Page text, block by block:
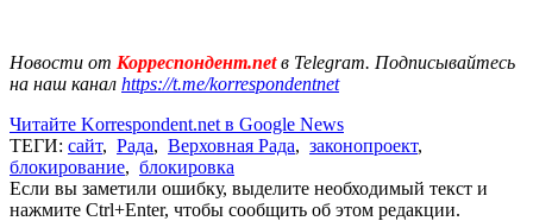
Новости от Корреспондент.netв Telegram. Подписывайтесь
на наш канал https://t.me/korrespondentnet
Читайте Korrespondent.net в Google News
ТЕГИ: сайт, Рада, Верховная Рада, законопроект,
блокирование, блокировка
Если вы заметили ошибку, выделите необходимый текст и
нажмите Ctrl+Enter, чтобы сообщить об этом редакции.